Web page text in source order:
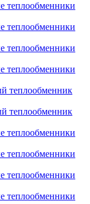
теплообменники
теплообменники
теплообменники
теплообменники
теплообменник
теплообменник
теплообменники
теплообменники
теплообменники
теплообменники